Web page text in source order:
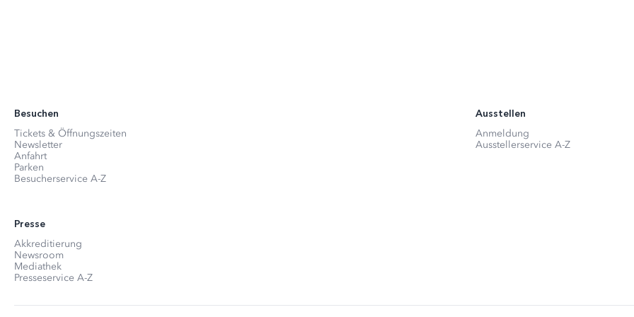
Besuchen
Tickets & Öffnungszeiten
Newsletter
Anfahrt
Parken
Besucherservice A-Z
Ausstellen
Anmeldung
Ausstellerservice A-Z
Presse
Akkreditierung
Newsroom
Mediathek
Presseservice A-Z